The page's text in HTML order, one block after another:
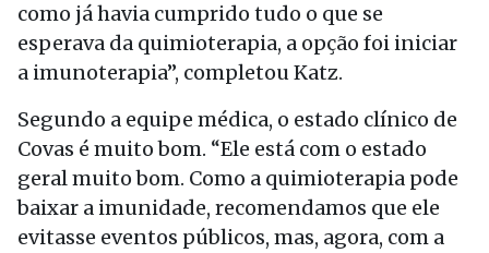
como já havia cumprido tudo o que se
esperava da quimioterapia, a opção foi iniciar
a imunoterapia”, completou Katz.
Segundo a equipe médica, o estado clínico de
Covas é muito bom. “Ele está com o estado
geral muito bom. Como a quimioterapia pode
baixar a imunidade, recomendamos que ele
evitasse eventos públicos, mas, agora, com a